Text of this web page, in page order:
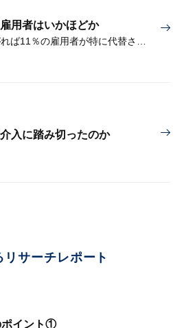
用者はいかほどか
入に踏み切ったのか
サーチレポート
ポイント①